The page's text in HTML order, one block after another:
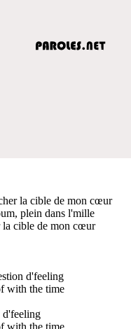
la cible de mon cœur
plein dans l'mille
la cible de mon cœur
d'feeling
with the time
d'feeling
with the time